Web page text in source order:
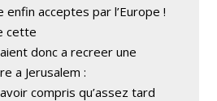
acceptes par l’Europe !
cette
donc a recreer une
a Jerusalem :
compris qu’assez tard